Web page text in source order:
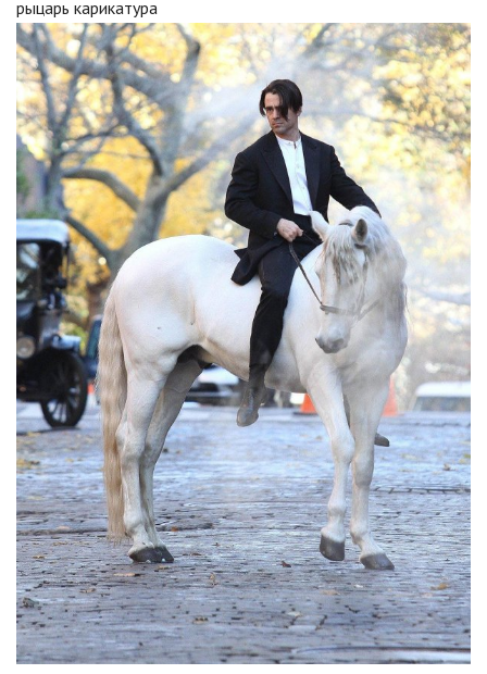
рыцарь карикатура